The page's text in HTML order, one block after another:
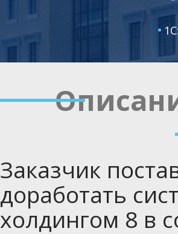
Заказчик
доработать
холдингом 8 в